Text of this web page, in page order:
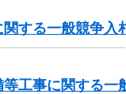
関する一般競争入
工事に関する一